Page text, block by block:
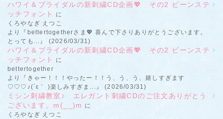
ハワイ＆ブライダルの新刺繍CD企画💖 その2 ビーンステ
ッチフォント
に
くろやなぎ えつこ
より『bettertogetherさま💖 喜んで下さりありがとうございます。
とっても...』 (2026/03/31)
ハワイ＆ブライダルの新刺繍CD企画💖 その2 ビーンステ
ッチフォント
に
bettertogether
より『きゃー！！！やったー！！う、う、う、嬉しすぎます
♡♡♡♪(´ε｀ )楽しみすぎま...』 (2026/03/31)
ミシン刺繍教室♪ エレガント刺繍CDのご注文ありがとう
ございます。m(__)m に
くろやなぎ えつこ